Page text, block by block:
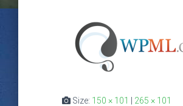
Size: 150 × 101 265 × 101